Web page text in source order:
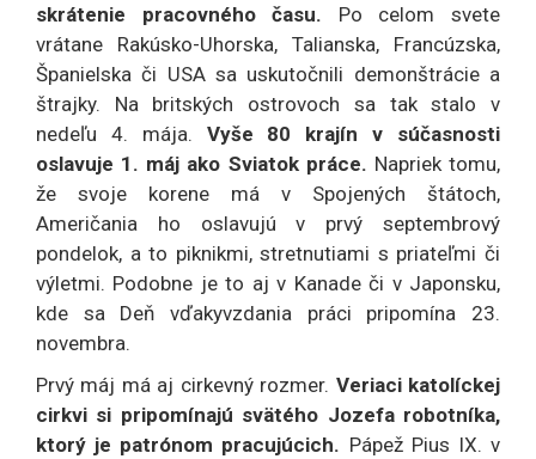
skrátenie pracovného času. Po celom svete
vrátane Rakúsko-Uhorska, Talianska, Francúzska,
Španielska či USA sa uskutočnili demonštrácie a
štrajky. Na britských ostrovoch sa tak stalo v
nedeľu 4. mája. Vyše 80 krajín v súčasnosti
oslavuje 1. máj ako Sviatok práce. Napriek tomu,
že svoje korene má v Spojených štátoch,
Američania ho oslavujú v prvý septembrový
pondelok, a to piknikmi, stretnutiami s priateľmi či
výletmi. Podobne je to aj v Kanade či v Japonsku,
kde sa Deň vďakyvzdania práci pripomína 23.
novembra.
Prvý máj má aj cirkevný rozmer. Veriaci katolíckej
cirkvi si pripomínajú svätého Jozefa robotníka,
ktorý je patrónom pracujúcich. Pápež Pius IX. v